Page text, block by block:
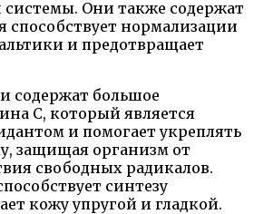
Они также содержат
способствует нормализации
и предотвращает
содержат большое
C, который является
и помогает укреплять
защищая организм от
свободных радикалов.
синтезу
кожу упругой и гладкой.